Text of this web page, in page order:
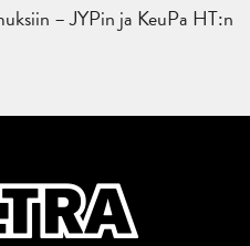
– JYPin ja KeuPa HT:n